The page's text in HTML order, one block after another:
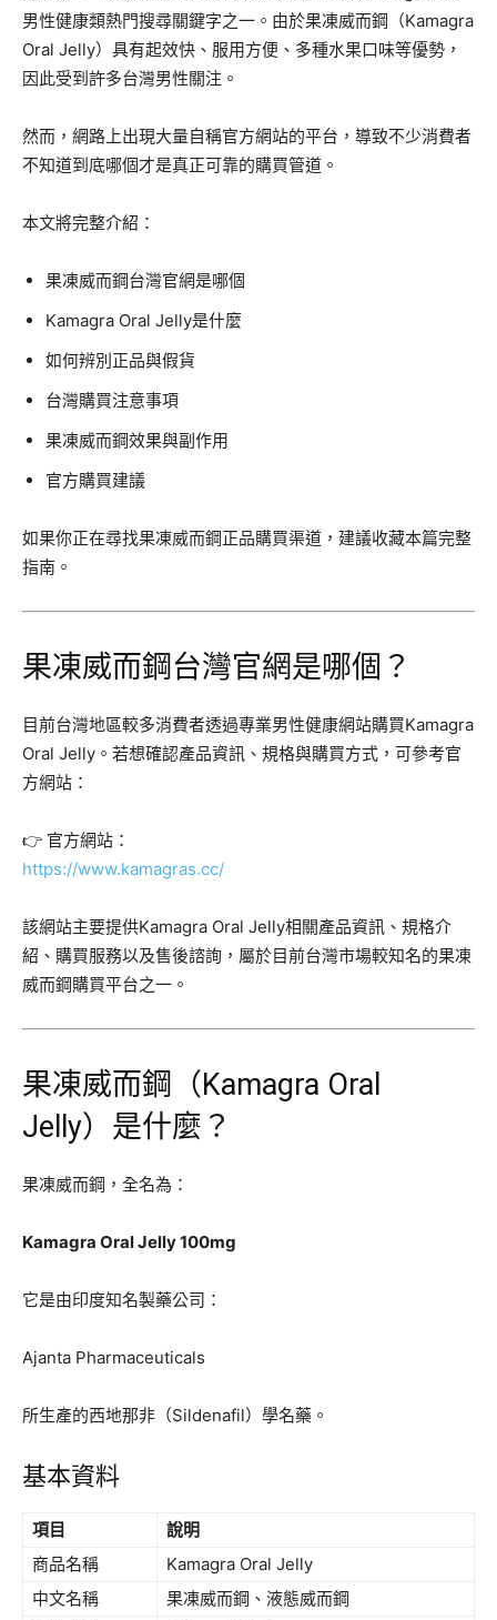
男性健康類熱門搜尋關鍵字之一。由於果凍威而鋼（Kamagra
Oral Jelly）具有起效快、服用方便、多種水果口味等優勢，
因此受到許多台灣男性關注。
然而，網路上出現大量自稱官方網站的平台，導致不少消費者
不知道到底哪個才是真正可靠的購買管道。
本文將完整介紹：
果凍威而鋼台灣官網是哪個
Kamagra Oral Jelly是什麼
如何辨別正品與假貨
台灣購買注意事項
果凍威而鋼效果與副作用
官方購買建議
如果你正在尋找果凍威而鋼正品購買渠道，建議收藏本篇完整
指南。
果凍威而鋼台灣官網是哪個？
目前台灣地區較多消費者透過專業男性健康網站購買Kamagra
Oral Jelly。若想確認產品資訊、規格與購買方式，可參考官
方網站：
👉 官方網站：
https://www.kamagras.cc/
該網站主要提供Kamagra Oral Jelly相關產品資訊、規格介
紹、購買服務以及售後諮詢，屬於目前台灣市場較知名的果凍
威而鋼購買平台之一。
果凍威而鋼（Kamagra Oral
Jelly）是什麼？
果凍威而鋼，全名為：
Kamagra Oral Jelly 100mg
它是由印度知名製藥公司：
Ajanta Pharmaceuticals
所生產的西地那非（Sildenafil）學名藥。
基本資料
項目
說明
商品名稱
Kamagra Oral Jelly
中文名稱
果凍威而鋼、液態威而鋼